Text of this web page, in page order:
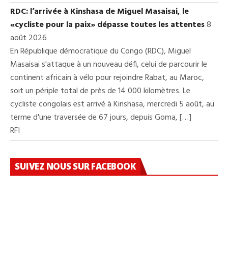
RDC: l’arrivée à Kinshasa de Miguel Masaisai, le
«cycliste pour la paix» dépasse toutes les attentes8
août 2026
En République démocratique du Congo (RDC), Miguel
Masaisai s'attaque à un nouveau défi, celui de parcourir le
continent africain à vélo pour rejoindre Rabat, au Maroc,
soit un périple total de près de 14 000 kilomètres. Le
cycliste congolais est arrivé à Kinshasa, mercredi 5 août, au
terme d'une traversée de 67 jours, depuis Goma, […]
RFI
SUIVEZ NOUS SUR FACEBOOK